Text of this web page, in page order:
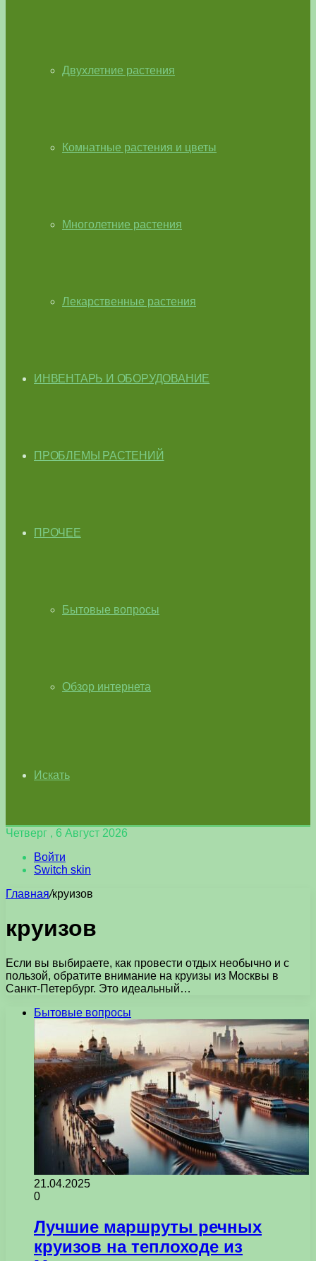
Двухлетние растения
Комнатные растения и цветы
Многолетние растения
Лекарственные растения
ИНВЕНТАРЬ И ОБОРУДОВАНИЕ
ПРОБЛЕМЫ РАСТЕНИЙ
ПРОЧЕЕ
Бытовые вопросы
Обзор интернета
Искать
Четверг , 6 Август 2026
Войти
Switch skin
Главная/круизов
круизов
Если вы выбираете, как провести отдых необычно и с
пользой, обратите внимание на круизы из Москвы в
Санкт-Петербург. Это идеальный…
Бытовые вопросы
21.04.2025
0
Лучшие маршруты речных
круизов на теплоходе из